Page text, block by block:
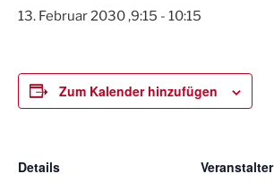
13. Februar 2030 ,9:15 - 10:15
Zum Kalender hinzufügen
Details
Veranstalter